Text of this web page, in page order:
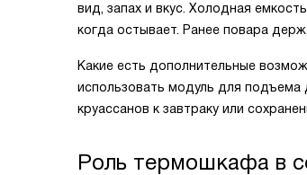
вид, запах и вкус. Холодная
когда остывает. Ранее повара
Какие есть дополнительные
использовать модуль для
круассанов к завтраку или
Роль термошкафа в